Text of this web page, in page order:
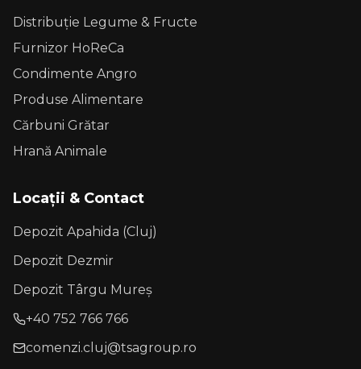
Distribuție Legume & Fructe
Furnizor HoReCa
Condimente Angro
Produse Alimentare
Cărbuni Grătar
Hrană Animale
Locații & Contact
Depozit Apahida (Cluj)
Depozit Dezmir
Depozit Târgu Mureș
+40 752 766 766
comenzi.cluj@tsagroup.ro